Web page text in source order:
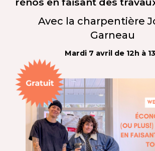
Avec la charpentière
Garneau
Mardi 7 avril de 12h à